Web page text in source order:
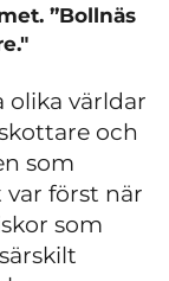
”Bollnäs
olika världar
och
som
först när
som